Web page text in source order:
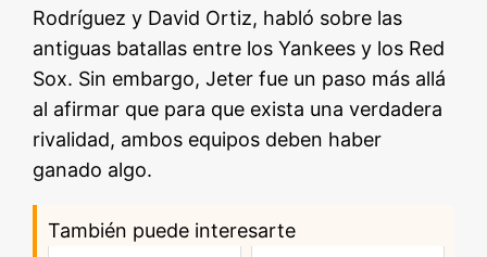
Rodríguez y David Ortiz, habló sobre las
antiguas batallas entre los Yankees y los Red
Sox. Sin embargo, Jeter fue un paso más allá
al afirmar que para que exista una verdadera
rivalidad, ambos equipos deben haber
ganado algo.
También puede interesarte